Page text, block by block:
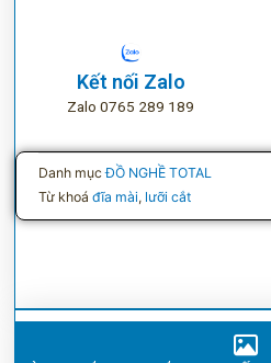
Kết nối Zalo
Zalo 0765 289 189
Danh mục ĐỒ NGHỀ TOTAL
Từ khoá đĩa mài, lưỡi cắt